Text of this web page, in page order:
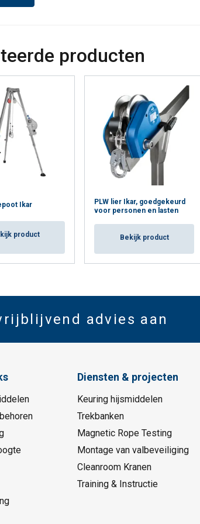
producten
Ikar
product
PLW lier Ikar, goedgekeurd
voor personen en lasten
Bekijk product
advies aan
Diensten & projecten
Keuring hijsmiddelen
Trekbanken
Magnetic Rope Testing
Montage van valbeveiliging
Cleanroom Kranen
Training & Instructie